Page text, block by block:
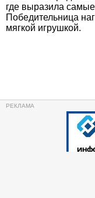
где выразила
Победительница
мягкой игрушкой.